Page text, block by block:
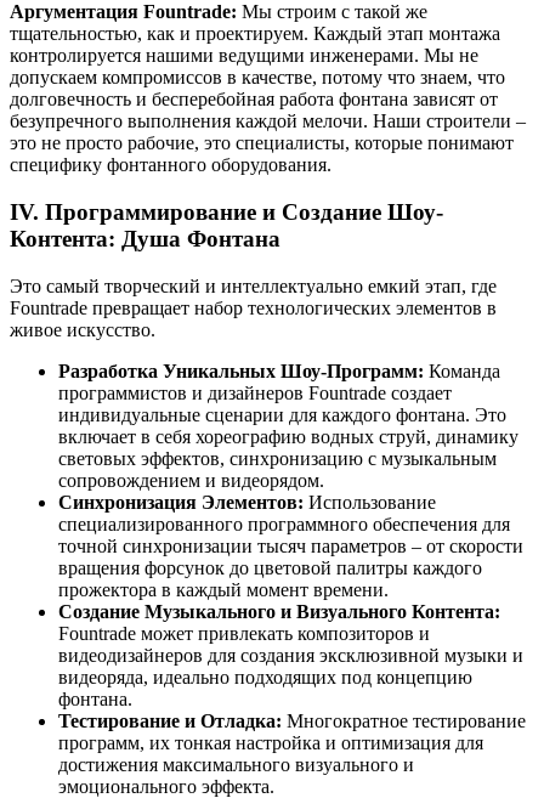
Аргументация Fountrade: Мы строим с такой же
тщательностью, как и проектируем. Каждый этап монтажа
контролируется нашими ведущими инженерами. Мы не
допускаем компромиссов в качестве, потому что знаем, что
долговечность и бесперебойная работа фонтана зависят от
безупречного выполнения каждой мелочи. Наши строители –
это не просто рабочие, это специалисты, которые понимают
специфику фонтанного оборудования.
IV. Программирование и Создание Шоу-
Контента: Душа Фонтана
Это самый творческий и интеллектуально емкий этап, где
Fountrade превращает набор технологических элементов в
живое искусство.
Разработка Уникальных Шоу-Программ: Команда
программистов и дизайнеров Fountrade создает
индивидуальные сценарии для каждого фонтана. Это
включает в себя хореографию водных струй, динамику
световых эффектов, синхронизацию с музыкальным
сопровождением и видеорядом.
Синхронизация Элементов: Использование
специализированного программного обеспечения для
точной синхронизации тысяч параметров – от скорости
вращения форсунок до цветовой палитры каждого
прожектора в каждый момент времени.
Создание Музыкального и Визуального Контента:
Fountrade может привлекать композиторов и
видеодизайнеров для создания эксклюзивной музыки и
видеоряда, идеально подходящих под концепцию
фонтана.
Тестирование и Отладка: Многократное тестирование
программ, их тонкая настройка и оптимизация для
достижения максимального визуального и
эмоционального эффекта.